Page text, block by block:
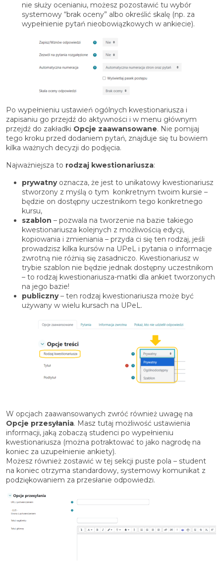
nie służy ocenianiu, możesz pozostawić tu wybór
systemowy “brak oceny” albo określić skalę (np. za
wypełnienie pytań nieobowiązkowych w ankiecie).
Po wypełnieniu ustawień ogólnych kwestionariusza i
zapisaniu go przejdź do aktywności i w menu głównym
przejdź do zakładki Opcje zaawansowane. Nie pomijaj
tego kroku przed dodaniem pytań, znajduje się tu bowiem
kilka ważnych decyzji do podjęcia.
Najważniejsza to rodzaj kwestionariusza:
prywatnyoznacza, że jest to unikatowy kwestionariusz
stworzony z myślą o tym konkretnym twoim kursie –
będzie on dostępny uczestnikom tego konkretnego
kursu,
szablon – pozwala na tworzenie na bazie takiego
kwestionariusza kolejnych z możliwością edycji,
kopiowania i zmieniania – przyda ci się ten rodzaj, jeśli
prowadzisz kilka kursów na UPeL i pytania o informacje
zwrotną nie różnią się zasadniczo. Kwestionariusz w
trybie szablon nie będzie jednak dostępny uczestnikom
– to rodzaj kwestionariusza-matki dla ankiet tworzonych
na jego bazie!
publiczny– ten rodzaj kwestionariusza może być
używany w wielu kursach na UPeL.
W opcjach zaawansowanych zwróć również uwagę na
Opcje przesyłania. Masz tutaj możliwość ustawienia
informacji, jaką zobaczą studenci po wypełnieniu
kwestionariusza (można potraktować to jako nagrodę na
koniec za uzupełnienie ankiety).
Możesz również zostawić w tej sekcji puste pola – student
na koniec otrzyma standardowy, systemowy komunikat z
podziękowaniem za przesłanie odpowiedzi.